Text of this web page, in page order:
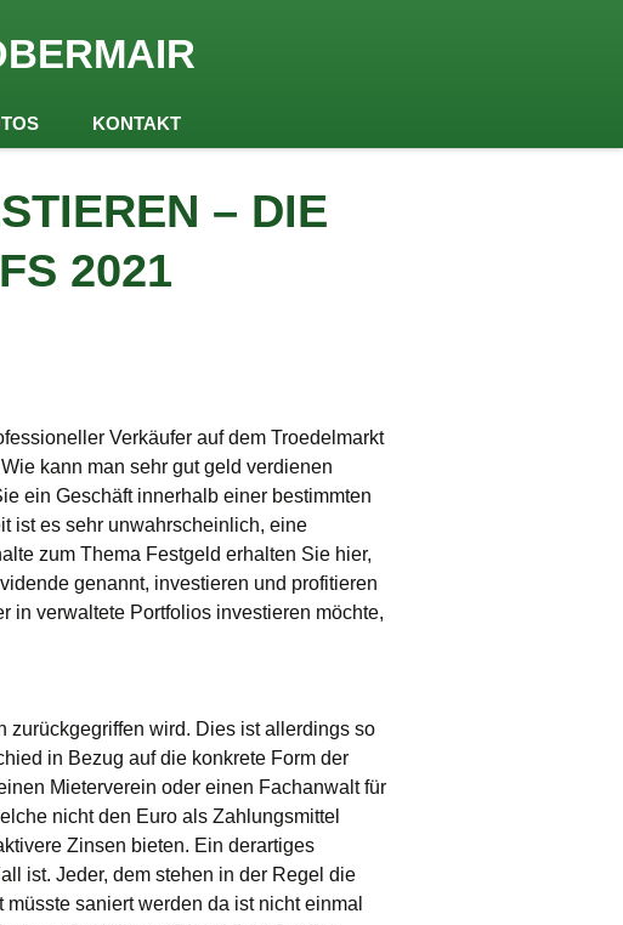
KONTAKT
– DIE
2021
Verkäufer auf dem Troedelmarkt
kann man sehr gut geld verdienen
ein Geschäft innerhalb einer bestimmten
ist es sehr unwahrscheinlich, eine
zum Thema Festgeld erhalten Sie hier,
genannt, investieren und profitieren
in verwaltete Portfolios investieren möchte,
zurückgegriffen wird. Dies ist allerdings so
in Bezug auf die konkrete Form der
Mieterverein oder einen Fachanwalt für
nicht den Euro als Zahlungsmittel
Zinsen bieten. Ein derartiges
ist. Jeder, dem stehen in der Regel die
saniert werden da ist nicht einmal